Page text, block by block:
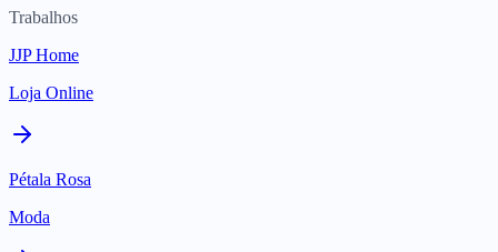
Trabalhos
JJP Home
Loja Online
Pétala Rosa
Moda